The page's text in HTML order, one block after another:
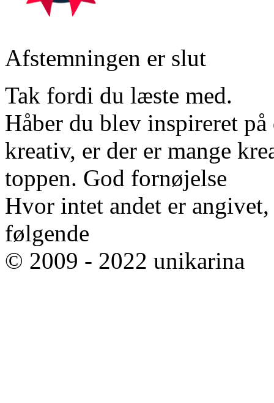
Afstemningen er slut
Tak fordi du læste med.
Håber du blev inspireret
kreativ, er der er mange
toppen. God fornøjelse
Hvor intet andet er
følgende
© 2009 - 2022 unikarina